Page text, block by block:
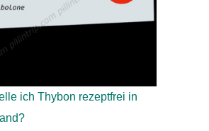
ich Thybon rezeptfrei in